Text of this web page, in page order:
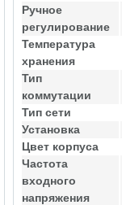
Ручное
регулирование
Температура
хранения
Тип
коммутации
Тип сети
Установка
Цвет корпуса
Частота
входного
напряжения